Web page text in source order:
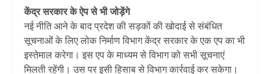
केंद्र सरकार के ऐप से भी जोड़ेंगे
नई नीति आने के बाद प्रदेश की सड़कों की खोदाई से संबंधित
सूचनाओं के लिए लोक निर्माण विभाग केंद्र सरकार के एक एप का भी
इस्तेमाल करेगा। इस एप के माध्यम से विभाग को सभी सूचनाएं
मिलती रहेंगी। उस पर इसी हिसाब से विभाग कार्रवाई कर सकेगा।